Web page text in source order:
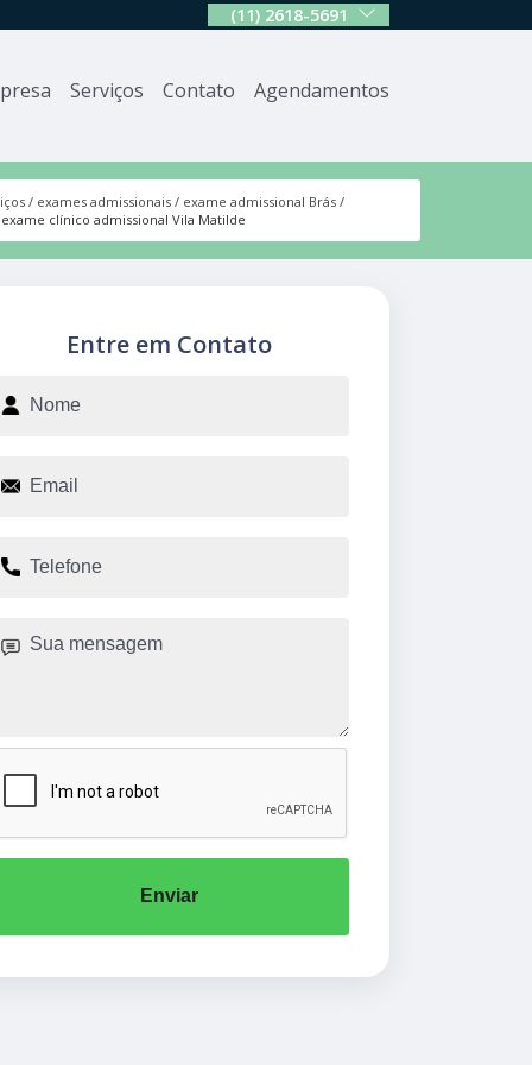
(11) 2618-5691
Serviços Contato Agendamentos
exames admissionais
exame admissional Brás
exame clínico admissional Vila Matilde
Entre em Contato
Enviar